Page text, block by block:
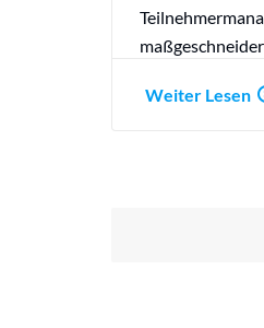
und
Weiter Lesen